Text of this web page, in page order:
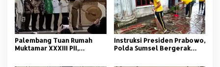
Palembang Tuan Rumah
Muktamar XXXIII PII,
Instruksi Presiden Prabowo,
Polda Sumsel Bergerak